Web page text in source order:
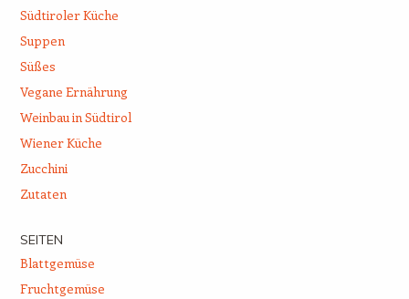
Südtiroler Küche
Suppen
Süßes
Vegane Ernährung
Weinbau in Südtirol
Wiener Küche
Zucchini
Zutaten
SEITEN
Blattgemüse
Fruchtgemüse